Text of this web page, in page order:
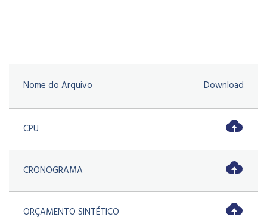
Nome do Arquivo Download
CPU
CRONOGRAMA
ORÇAMENTO SINTÉTICO